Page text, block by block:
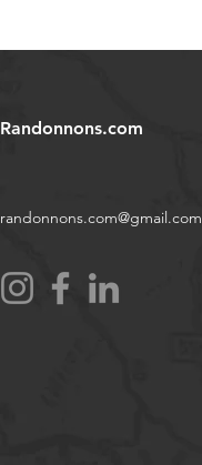
Randonnons.com
randonnons.com@gmail.com